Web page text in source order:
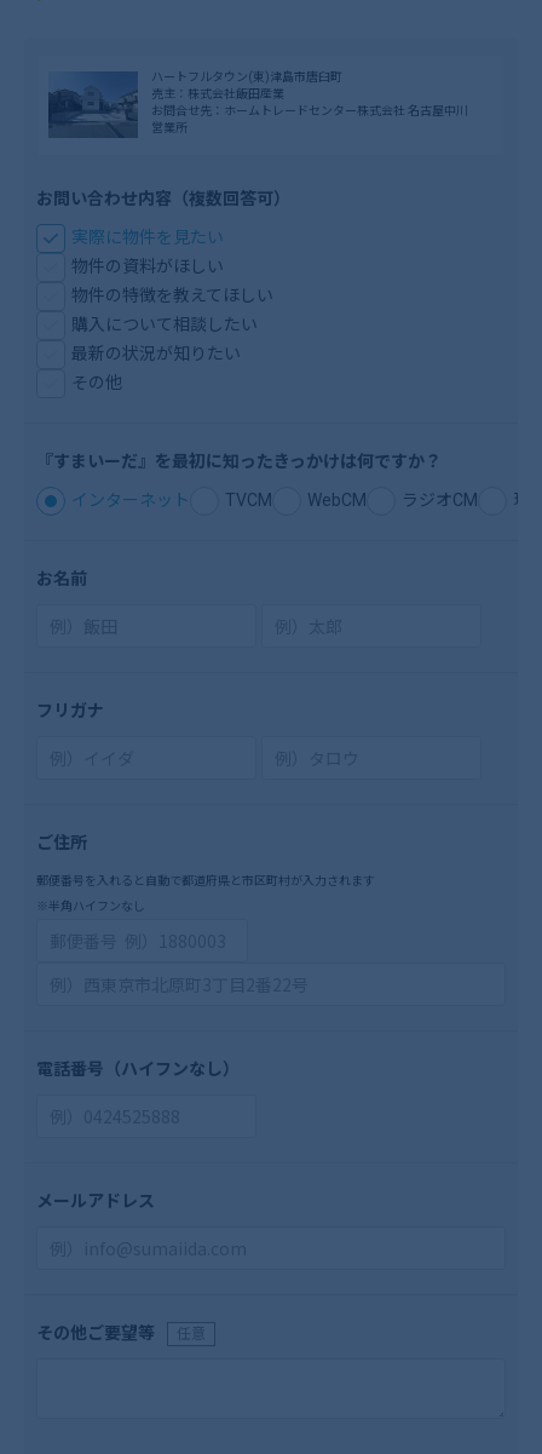
ハートフルタウン(東)津島市唐臼町
売主：株式会社飯田産業
お問合せ先：ホームトレードセンター株式会社 名古屋中川
営業所
お問い合わせ内容（複数回答可）
実際に物件を見たい
物件の資料がほしい
物件の特徴を教えてほしい
購入について相談したい
最新の状況が知りたい
その他
『すまいーだ』を最初に知ったきっかけは何ですか？
インターネット TVCM WebCM ラジオCM 現
お名前
フリガナ
ご住所
郵便番号を入れると自動で都道府県と市区町村が入力されます
※半角ハイフンなし
電話番号 （ハイフンなし）
メールアドレス
その他ご要望等 任意